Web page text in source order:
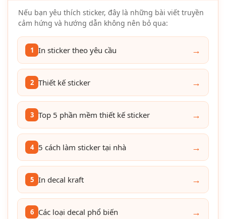
Nếu bạn yêu thích sticker, đây là những bài viết truyền
cảm hứng và hướng dẫn không nên bỏ qua:
1 In sticker theo yêu cầu →
2 Thiết kế sticker →
3 Top 5 phần mềm thiết kế sticker →
4 5 cách làm sticker tại nhà →
5 In decal kraft →
6 Các loại decal phổ biến →